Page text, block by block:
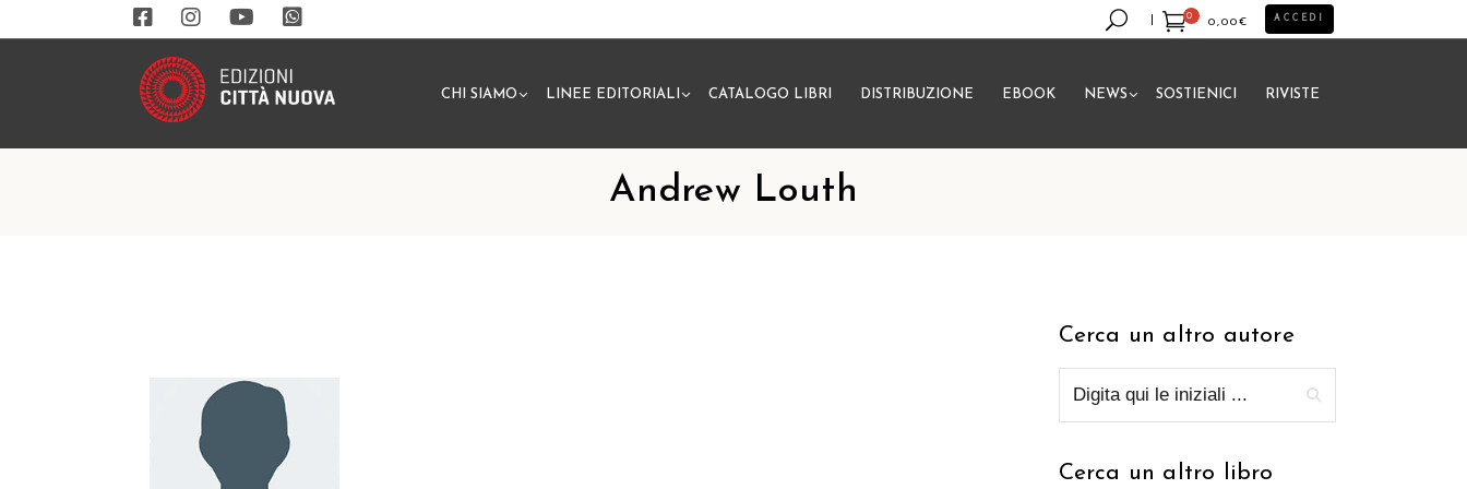
0
0,00€
Nessun prodotto nel carrello.
ACCEDI
CHI SIAMO LINEE EDITORIALI CATALOGO LIBRI DISTRIBUZIONE EBOOK NEWS SOSTIENICI RIVISTE
Andrew Louth
Cerca un altro autore
Cerca un altro libro